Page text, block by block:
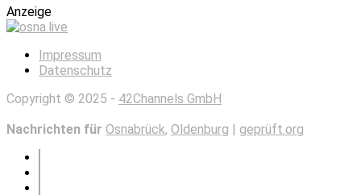
Anzeige
Impressum
Datenschutz
Copyright © 2025 - 42Channels GmbH
Nachrichten für Osnabrück, Oldenburg | geprüft.org